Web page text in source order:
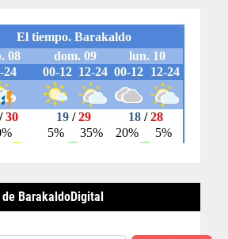
BarakaldoDigital